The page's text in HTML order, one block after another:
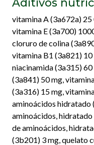
vitamina A (3a672a)
vitamina E (3a700)
cloruro de colina
vitamina B1 (3a821)
niacinamida (3a315)
(3a841) 50 mg,
(3a316) 15 mg,
aminoácidos hidratado
aminoácidos, hidratado
de aminoácidos,
(3b201) 3 mg, quelato